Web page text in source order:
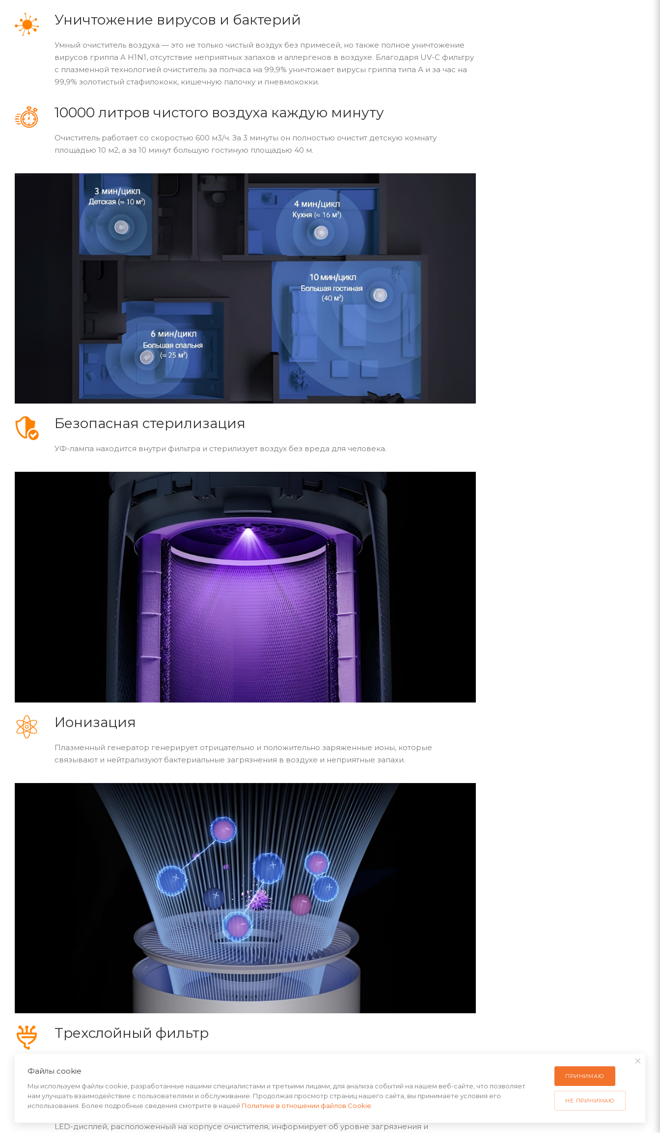
Уничтожение вирусов и бактерий
Умный очиститель воздуха — это не только чистый воздух без примесей, но также полное уничтожение
вирусов гриппа A H1N1, отсутствие неприятных запахов и аллергенов в воздухе. Благодаря UV-C фильтру
с плазменной технологией очиститель за полчаса на 99,9% уничтожает вирусы гриппа типа А и за час на
99,9% золотистый стафилококк, кишечную палочку и пневмококки.
10000 литров чистого воздуха каждую минуту
Очиститель работает со скоростью 600 м3/ч. За 3 минуты он полностью очистит детскую комнату
площадью 10 м2, а за 10 минут большую гостиную площадью 40 м.
Безопасная стерилизация
УФ-лампа находится внутри фильтра и стерилизует воздух без вреда для человека.
Ионизация
Плазменный генератор генерирует отрицательно и положительно заряженные ионы, которые
связывают и нейтрализуют бактериальные загрязнения в воздухе и неприятные запахи.
Трехслойный фильтр
Очиститель задерживает мельчайшие частицы размером до 0,3 мкм.
Индикация
LED-дисплей, расположенный на корпусе очистителя, информирует об уровне загрязнения и
Файлы cookie
Мы используем файлы cookie, разработанные нашими специалистами и третьими лицами, для анализа событий на нашем веб-сайте, что позволяет
нам улучшать взаимодействие с пользователями и обслуживание. Продолжая просмотр страниц нашего сайта, вы принимаете условия его
использования. Более подробные сведения смотрите в нашей Политике в отношении файлов Cookie
ПРИНИМАЮ
НЕ ПРИНИМАЮ